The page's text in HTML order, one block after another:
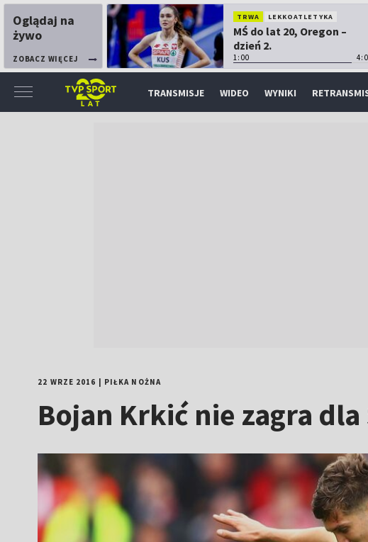
Oglądaj na
żywo
ZOBACZ WIĘCEJ
TRWA LEKKOATLETYKA
MŚ do lat 20, Oregon –
dzień 2.
1:00
TRANSMISJE WIDEO WYNIKI
22 WRZE 2016 PIŁKA NOŻNA
Bojan Krkić nie zagra